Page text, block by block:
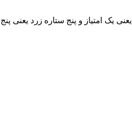
امتیاز و پنج ستاره زرد یعنی پنج